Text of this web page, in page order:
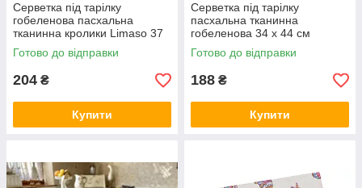
Серветка під тарілку
гобеленова пасхальна
тканинна кролики Limaso 37
х 49 см серветки під тарілки
Готово до відправки
204 ₴
Купити
Серветка під тарілку
пасхальна тканинна
гобеленова 34 х 44 см
серветки під тарілки
великодні
Готово до відправки
188 ₴
Купити